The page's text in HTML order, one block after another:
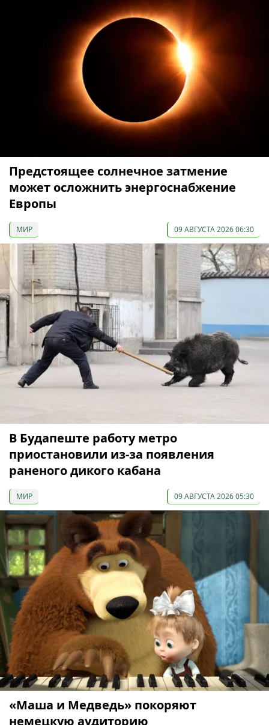
Предстоящее солнечное затмение
может осложнить энергоснабжение
Европы
МИР 09 АВГУСТА 2026 06:30
В Будапеште работу метро
приостановили из-за появления
раненого дикого кабана
МИР 09 АВГУСТА 2026 05:30
«Маша и Медведь» покоряют
немецкую аудиторию